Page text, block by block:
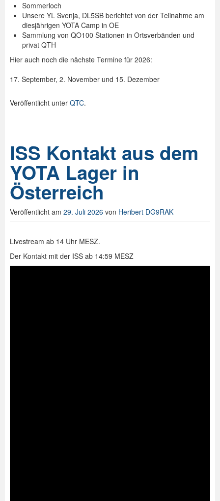
Sommerloch
Unsere YL Svenja, DL5SB berichtet von der Teilnahme am
diesjährigen YOTA Camp in OE
Sammlung von QO100 Stationen in Ortsverbänden und
privat QTH
Hier auch noch die nächste Termine für 2026:
17. September, 2. November und 15. Dezember
Veröffentlicht unter QTC.
ISS Kontakt aus dem
YOTA Lager in
Österreich
Veröffentlicht am 29. Juli 2026 von Heribert DG9RAK
Livestream ab 14 Uhr MESZ.
Der Kontakt mit der ISS ab 14:59 MESZ